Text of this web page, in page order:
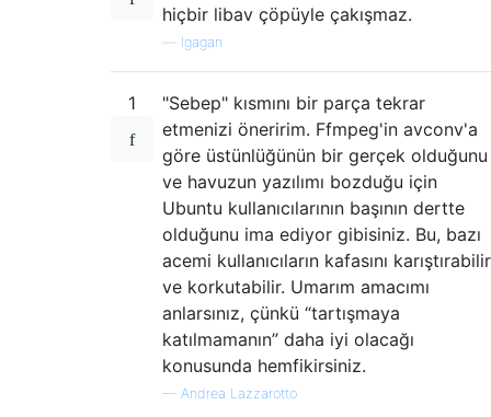
hiçbir libav çöpüyle çakışmaz.
lgagan
1
"Sebep" kısmını bir parça tekrar
etmenizi öneririm. Ffmpeg'in avconv'a
göre üstünlüğünün bir gerçek olduğunu
ve havuzun yazılımı bozduğu için
Ubuntu kullanıcılarının başının dertte
olduğunu ima ediyor gibisiniz. Bu, bazı
acemi kullanıcıların kafasını karıştırabilir
ve korkutabilir. Umarım amacımı
anlarsınız, çünkü “tartışmaya
katılmamanın” daha iyi olacağı
konusunda hemfikirsiniz.
— Andrea Lazzarotto